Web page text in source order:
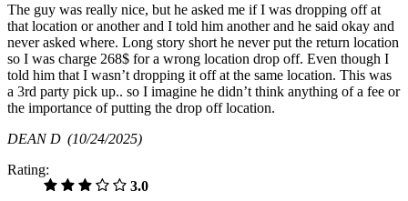
The guy was really nice, but he asked me if I was dropping off at
that location or another and I told him another and he said okay and
never asked where. Long story short he never put the return location
so I was charge 268$ for a wrong location drop off. Even though I
told him that I wasn’t dropping it off at the same location. This was
a 3rd party pick up.. so I imagine he didn’t think anything of a fee or
the importance of putting the drop off location.
DEAN D (10/24/2025)
Rating:
3.0